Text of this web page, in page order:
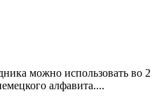
можно использовать во 2
алфавита....